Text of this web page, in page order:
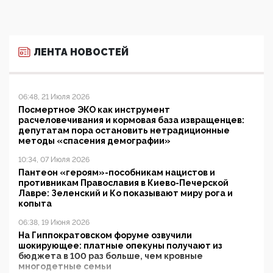
ЛЕНТА НОВОСТЕЙ
06:48, 21 Июля 2026
Посмертное ЭКО как инструмент
расчеловечивания и кормовая база извращенцев:
депутатам пора остановить нетрадиционные
методы «спасения демографии»
10:34, 07 Июля 2026
Пантеон «героям»-пособникам нацистов и
противникам Православия в Киево-Печерской
Лавре: Зеленский и Ко показывают миру рога и
копыта
06:38, 19 Июня 2026
На Гиппократовском форуме озвучили
шокирующее: платные опекуны получают из
бюджета в 100 раз больше, чем кровные
многодетные семьи